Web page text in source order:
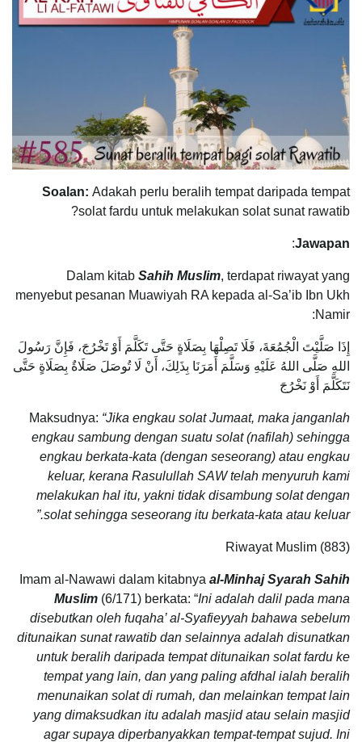
Soalan: Adakah perlu beralih tempat daripada tempat
solat fardu untuk melakukan solat sunat rawatib?
Jawapan
:
Dalam kitab Sahih Muslim, terdapat riwayat yang
menyebut pesanan Muawiyah RA kepada al-Sa’ib Ibn Ukh
Namir:
إِذَا صَلَّيْتَ الْجُمُعَةَ، فَلَا تَصِلْهَا بِصَلَاةٍ حَتَّى تَكَلَّمَ أَوْ تَخْرُجَ، فَإِنَّ رَسُولَ
اللهِ صَلَّى اللهُ عَلَيْهِ وَسَلَّمَ أَمَرَنَا بِذَلِكَ، أَنْ لَا تُوصَلَ صَلَاةٌ بِصَلَاةٍ حَتَّى
نَتَكَلَّمَ أَوْ نَخْرُجَ
Maksudnya: “Jika engkau solat Jumaat, maka janganlah
engkau sambung dengan suatu solat (nafilah) sehingga
engkau berkata-kata (dengan seseorang) atau engkau
keluar, kerana Rasulullah SAW telah menyuruh kami
melakukan hal itu, yakni tidak disambung solat dengan
solat sehingga seseorang itu berkata-kata atau keluar.”
Riwayat Muslim (883)
Imam al-Nawawi dalam kitabnya al-Minhaj Syarah Sahih
Muslim (6/171) berkata: “Ini adalah dalil pada mana
disebutkan oleh fuqaha’ al-Syafieyyah bahawa sebelum
ditunaikan sunat rawatib dan selainnya adalah disunatkan
untuk beralih daripada tempat ditunaikan solat fardu ke
tempat yang lain, dan yang paling afdhal ialah beralih
menunaikan solat di rumah, dan melainkan tempat lain
yang dimaksudkan itu adalah masjid atau selain masjid
agar supaya diperbanyakkan tempat-tempat sujud. Ini